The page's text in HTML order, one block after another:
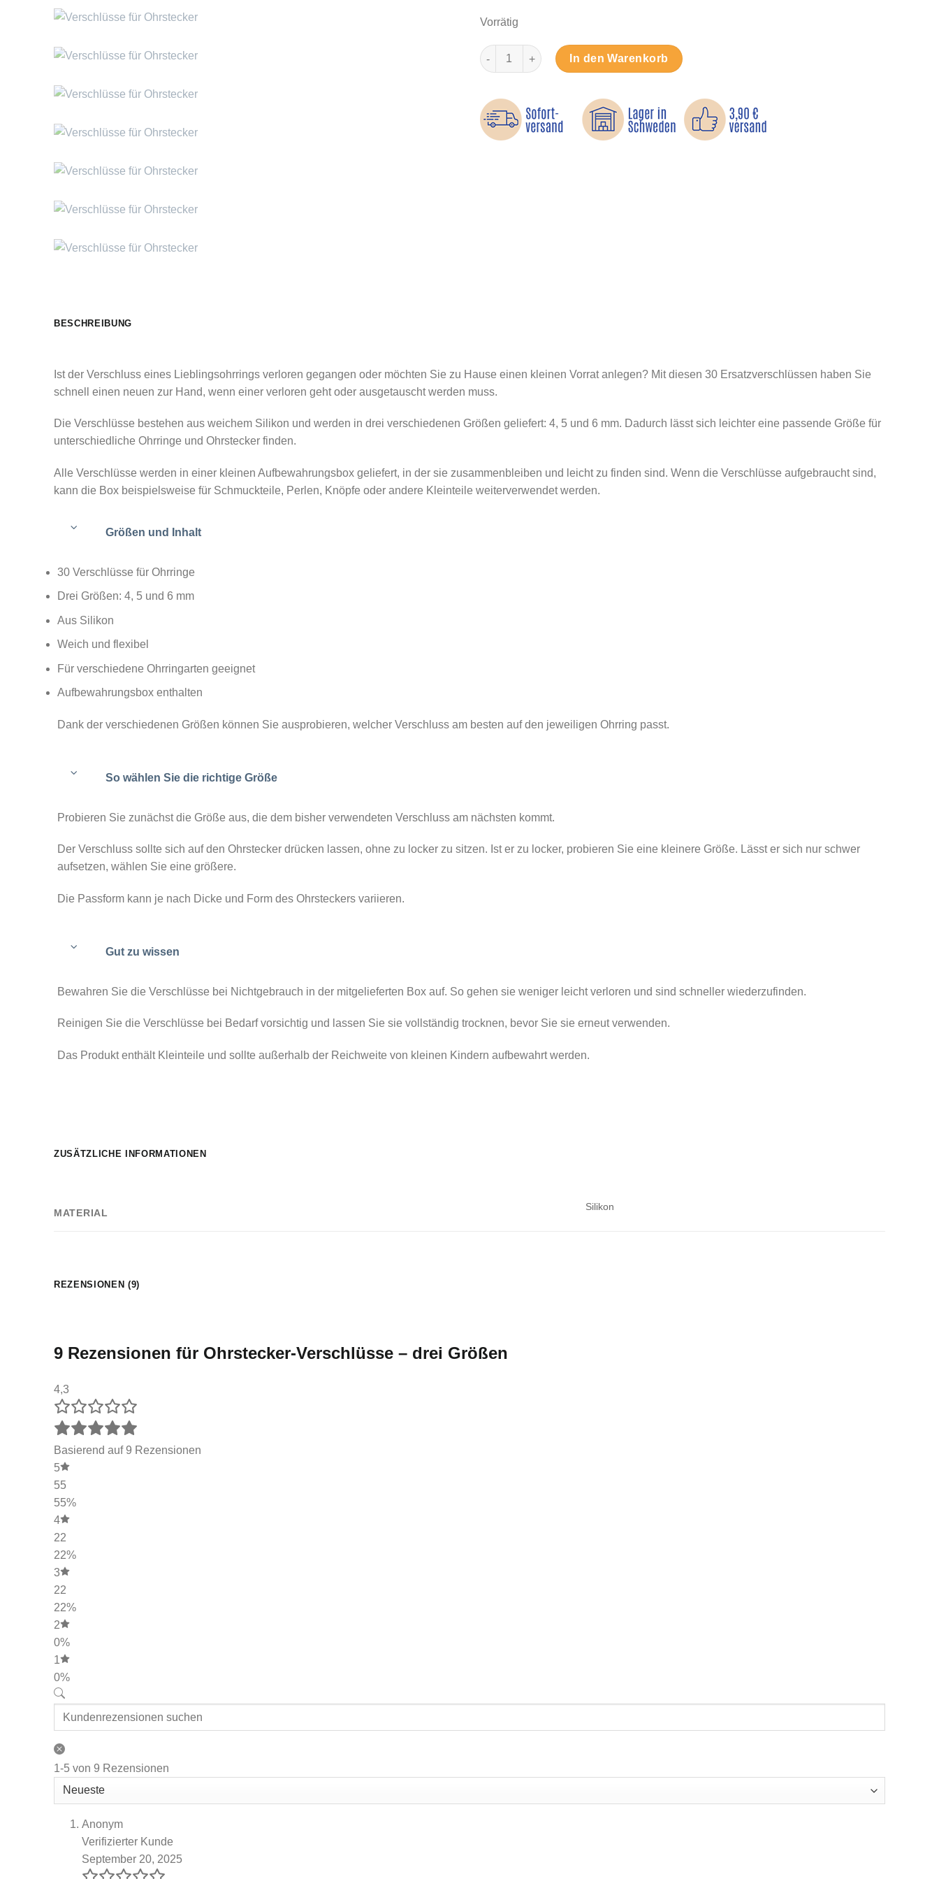
Vorrätig
Ohrstecker-Verschlüsse – drei Größen Menge
In den Warenkorb
BESCHREIBUNG
Ist der Verschluss eines Lieblingsohrrings verloren gegangen oder möchten Sie zu Hause einen kleinen Vorrat anlegen? Mit diesen 30 Ersatzverschlüssen haben Sie
schnell einen neuen zur Hand, wenn einer verloren geht oder ausgetauscht werden muss.
Die Verschlüsse bestehen aus weichem Silikon und werden in drei verschiedenen Größen geliefert: 4, 5 und 6 mm. Dadurch lässt sich leichter eine passende Größe für
unterschiedliche Ohrringe und Ohrstecker finden.
Alle Verschlüsse werden in einer kleinen Aufbewahrungsbox geliefert, in der sie zusammenbleiben und leicht zu finden sind. Wenn die Verschlüsse aufgebraucht sind,
kann die Box beispielsweise für Schmuckteile, Perlen, Knöpfe oder andere Kleinteile weiterverwendet werden.
Größen und Inhalt
30 Verschlüsse für Ohrringe
Drei Größen: 4, 5 und 6 mm
Aus Silikon
Weich und flexibel
Für verschiedene Ohrringarten geeignet
Aufbewahrungsbox enthalten
Dank der verschiedenen Größen können Sie ausprobieren, welcher Verschluss am besten auf den jeweiligen Ohrring passt.
So wählen Sie die richtige Größe
Probieren Sie zunächst die Größe aus, die dem bisher verwendeten Verschluss am nächsten kommt.
Der Verschluss sollte sich auf den Ohrstecker drücken lassen, ohne zu locker zu sitzen. Ist er zu locker, probieren Sie eine kleinere Größe. Lässt er sich nur schwer
aufsetzen, wählen Sie eine größere.
Die Passform kann je nach Dicke und Form des Ohrsteckers variieren.
Gut zu wissen
Bewahren Sie die Verschlüsse bei Nichtgebrauch in der mitgelieferten Box auf. So gehen sie weniger leicht verloren und sind schneller wiederzufinden.
Reinigen Sie die Verschlüsse bei Bedarf vorsichtig und lassen Sie sie vollständig trocknen, bevor Sie sie erneut verwenden.
Das Produkt enthält Kleinteile und sollte außerhalb der Reichweite von kleinen Kindern aufbewahrt werden.
ZUSÄTZLICHE INFORMATIONEN
MATERIAL
Silikon
REZENSIONEN (9)
9 Rezensionen für Ohrstecker-Verschlüsse – drei Größen
4,3
Basierend auf 9 Rezensionen
5
55
55%
4
22
22%
3
22
22%
2
0%
1
0%
1-5 von 9 Rezensionen
Anonym
Verifizierter Kunde
September 20, 2025